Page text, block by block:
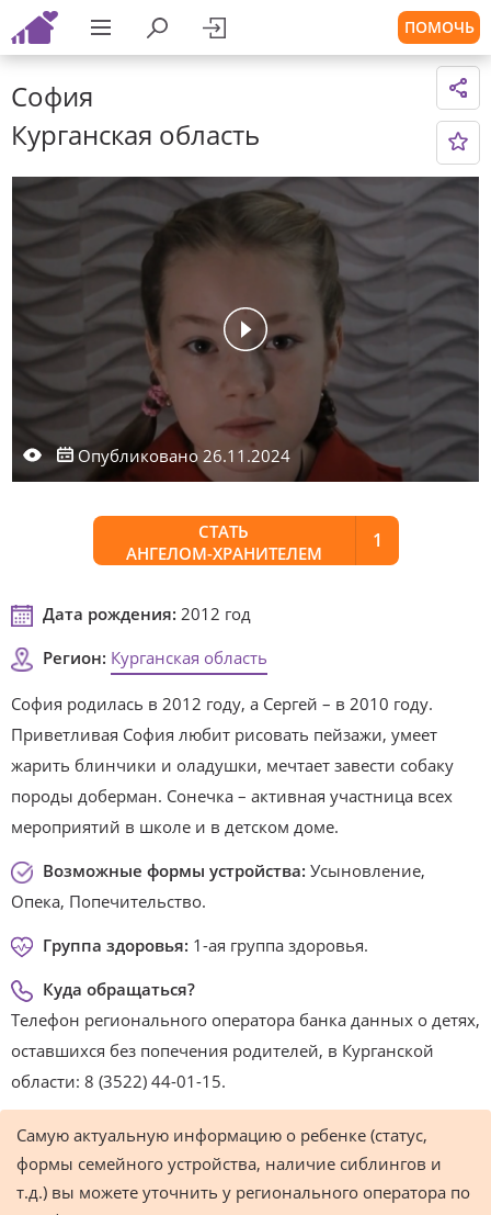
ПОМОЧЬ
София
Курганская область
Опубликовано 26.11.2024
СТАТЬ
АНГЕЛОМ-ХРАНИТЕЛЕМ
1
Дата рождения: 2012 год
Регион: Курганская область
София родилась в 2012 году, а Сергей – в 2010 году.
Приветливая София любит рисовать пейзажи, умеет
жарить блинчики и оладушки, мечтает завести собаку
породы доберман. Сонечка – активная участница всех
мероприятий в школе и в детском доме.
Возможные формы устройства: Усыновление,
Опека, Попечительство.
Группа здоровья: 1-ая группа здоровья.
Куда обращаться?
Телефон регионального оператора банка данных о детях,
оставшихся без попечения родителей, в Курганской
области: 8 (3522) 44-01-15.
Самую актуальную информацию о ребенке (статус,
формы семейного устройства, наличие сиблингов и
т.д.) вы можете уточнить у регионального оператора по